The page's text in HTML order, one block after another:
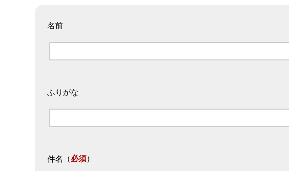
名前
ふりがな
件名 （必須）